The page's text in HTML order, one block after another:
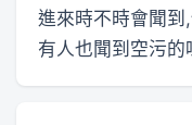
進來時不時會聞到
有人也聞到空污的